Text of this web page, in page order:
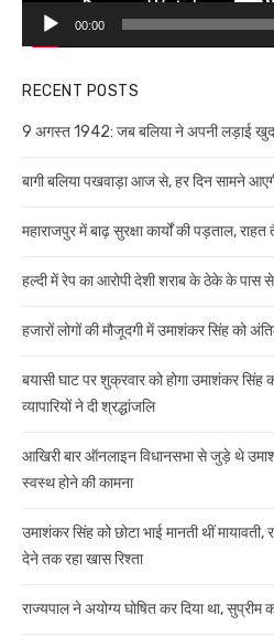
00:00
RECENT POSTS
9 अगस्त 1942: जब बलिया ने अपनी लड़ाई
बागी बलिया पखवाड़ा आज से, हर दिन सामने
महाराजपुर में बाढ़ सुरक्षा कार्यों की पड़ताल, राहत
हल्दी में रेप का आरोपी देशी शराब के ठेके के पास से
हजारों लोगों की मौजूदगी में उमाशंकर सिंह को
बयासी घाट पर शुक्रवार को होगा उमाशंकर
व्यापारियों ने दी श्रद्धांजलि
आखिरी बार ऑनलाइन विधानसभा से जुड़े थे
स्वस्थ होने की कामना
उमाशंकर सिंह को छोटा भाई मानती थीं मायावती,
देने तक रहा खास रिश्ता
राज्यपाल ने अयोग्य घोषित कर दिया था, सुप्रीम